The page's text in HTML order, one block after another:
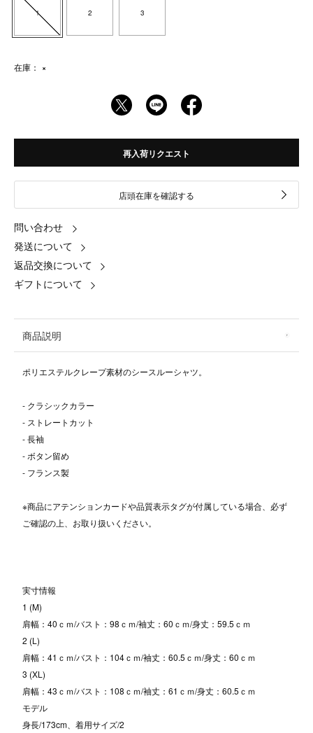
1 2 3
在庫： ×
再入荷リクエスト
店頭在庫を確認する
問い合わせ
発送について
返品交換について
ギフトについて
商品説明
ポリエステルクレープ素材のシースルーシャツ。
- クラシックカラー
- ストレートカット
- 長袖
- ボタン留め
- フランス製
※商品にアテンションカードや品質表示タグが付属している場合、必ず
ご確認の上、お取り扱いください。
実寸情報
1 (M)
肩幅：40ｃｍ/バスト：98ｃｍ/袖丈：60ｃｍ/身丈：59.5ｃｍ
2 (L)
肩幅：41ｃｍ/バスト：104ｃｍ/袖丈：60.5ｃｍ/身丈：60ｃｍ
3 (XL)
肩幅：43ｃｍ/バスト：108ｃｍ/袖丈：61ｃｍ/身丈：60.5ｃｍ
モデル
身長/173cm、着用サイズ/2